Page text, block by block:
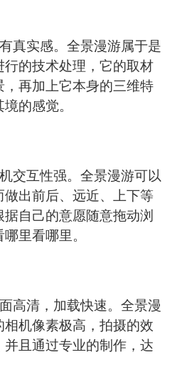
真实感。全景漫游属于是
行的技术处理，它的取材
，再加上它本身的三维特
的感觉。
交互性强。全景漫游可以
做出前后、远近、上下等
自己的意愿随意拖动浏
里看哪里。
高清，加载快速。全景漫
机像素极高，拍摄的效
且通过专业的制作，达